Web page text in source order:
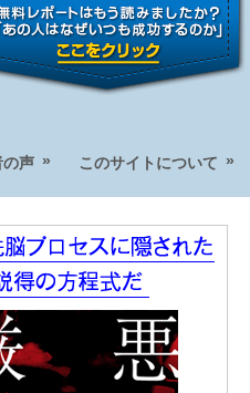
の声 » このサイトについて »